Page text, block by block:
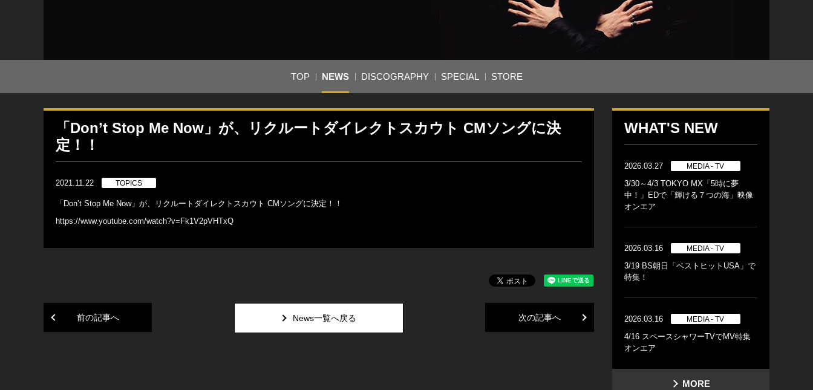
TOP NEWS DISCOGRAPHY SPECIAL STORE
「Don’t Stop Me Now」が、リクルートダイレクトスカウト CMソングに決
定！！
2021.11.22 TOPICS
「Don’t Stop Me Now」が、リクルートダイレクトスカウト CMソングに決定！！
https://www.youtube.com/watch?v=Fk1V2pVHTxQ
前の記事へ 次の記事へ
News一覧へ戻る
WHAT'S NEW
2026.03.27 MEDIA - TV
3/30～4/3 TOKYO MX「5時に夢
中！」EDで「輝ける７つの海」映像
オンエア
2026.03.16 MEDIA - TV
3/19 BS朝日「ベストヒットUSA」で
特集！
2026.03.16 MEDIA - TV
4/16 スペースシャワーTVでMV特集
オンエア
MORE